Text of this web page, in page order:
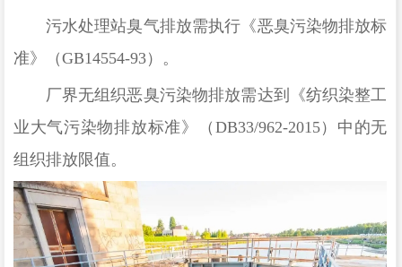
污水处理站臭气排放需执行《恶臭污染物排放标
准》（GB14554-93）。
厂界无组织恶臭污染物排放需达到《纺织染整工
业大气污染物排放标准》（ DB33/962-2015）中的无
组织排放限值。